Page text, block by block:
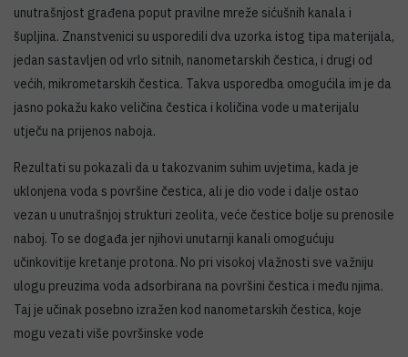
unutrašnjost građena poput pravilne mreže sićušnih kanala i
šupljina. Znanstvenici su usporedili dva uzorka istog tipa materijala,
jedan sastavljen od vrlo sitnih, nanometarskih čestica, i drugi od
većih, mikrometarskih čestica. Takva usporedba omogućila im je da
jasno pokažu kako veličina čestica i količina vode u materijalu
utječu na prijenos naboja.
Rezultati su pokazali da u takozvanim suhim uvjetima, kada je
uklonjena voda s površine čestica, ali je dio vode i dalje ostao
vezan u unutrašnjoj strukturi zeolita, veće čestice bolje su prenosile
naboj. To se događa jer njihovi unutarnji kanali omogućuju
učinkovitije kretanje protona. No pri visokoj vlažnosti sve važniju
ulogu preuzima voda adsorbirana na površini čestica i među njima.
Taj je učinak posebno izražen kod nanometarskih čestica, koje
mogu vezati više površinske vode